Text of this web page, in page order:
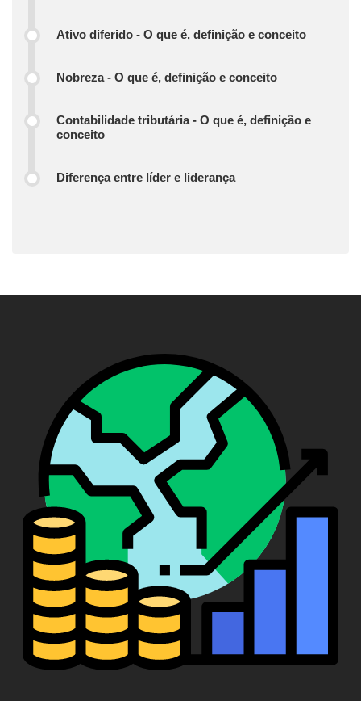
Ativo diferido - O que é, definição e conceito
Nobreza - O que é, definição e conceito
Contabilidade tributária - O que é, definição e
conceito
Diferença entre líder e liderança